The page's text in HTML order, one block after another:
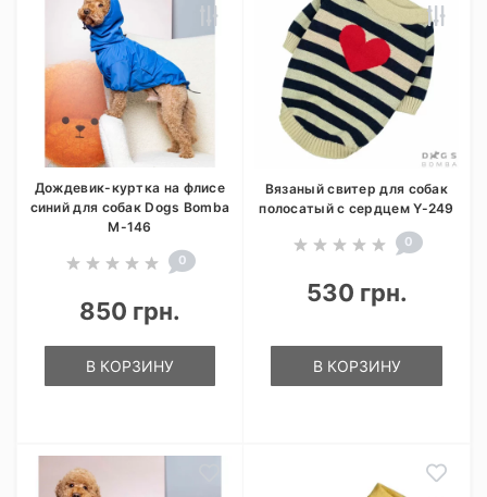
Дождевик-куртка на флисе
синий для собак Dogs Bomba
M-146
0
850 грн.
В КОРЗИНУ
Вязаный свитер для собак
полосатый с сердцем Y-249
0
530 грн.
В КОРЗИНУ